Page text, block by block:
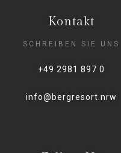
Kontakt
SCHREIBEN SIE UNS
+49 2981 897 0
info@bergresort.nrw